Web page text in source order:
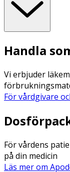
Handla
Vi erbjuder
För vårdgivare
För vårdens
på din medicin
Läs mer om